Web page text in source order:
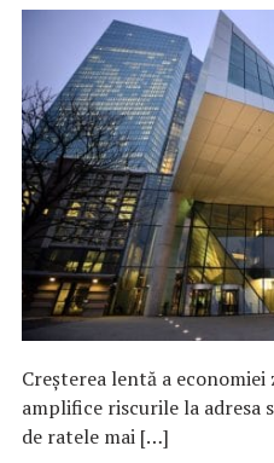
Creşterea lentă a
amplifice riscurile la adresa
de ratele mai […]